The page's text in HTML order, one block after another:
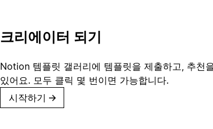
크리에이터 되기
Notion 템플릿 갤러리에 템플릿을 제출하고, 추천
있어요. 모두 클릭 몇 번이면 가능합니다.
시작하기 →